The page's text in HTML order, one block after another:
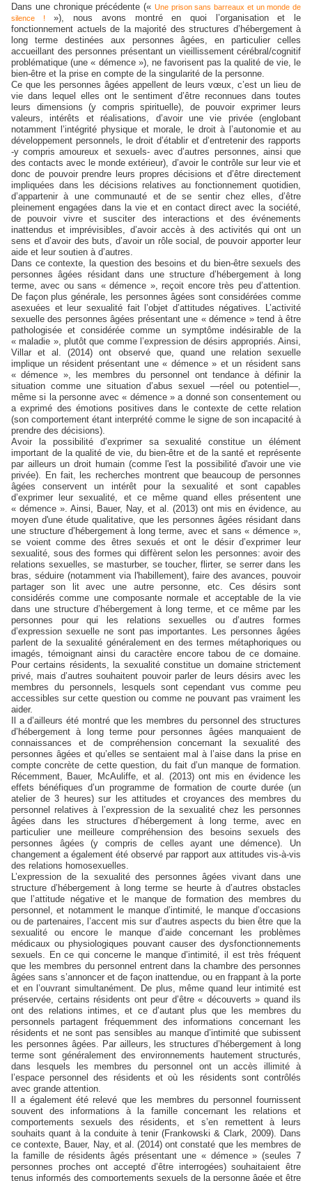
Dans une chronique précédente (« Une prison sans barreaux et un monde de
silence !
»), nous avons montré en quoi l’organisation et le
fonctionnement actuels de la majorité des structures d’hébergement à
long terme destinées aux personnes âgées, en particulier celles
accueillant des personnes présentant un vieillissement cérébral/cognitif
problématique (une « démence »), ne favorisent pas la qualité de vie, le
bien-être et la prise en compte de la singularité de la personne.
Ce que les personnes âgées appellent de leurs vœux, c’est un lieu de
vie dans lequel elles ont le sentiment d’être reconnues dans toutes
leurs dimensions (y compris spirituelle), de pouvoir exprimer leurs
valeurs, intérêts et réalisations, d’avoir une vie privée (englobant
notamment l’intégrité physique et morale, le droit à l’autonomie et au
développement personnels, le droit d’établir et d’entretenir des rapports
-y compris amoureux et sexuels- avec d’autres personnes, ainsi que
des contacts avec le monde extérieur), d’avoir le contrôle sur leur vie et
donc de pouvoir prendre leurs propres décisions et d’être directement
impliquées dans les décisions relatives au fonctionnement quotidien,
d’appartenir à une communauté et de se sentir chez elles, d’être
pleinement engagées dans la vie et en contact direct avec la société,
de pouvoir vivre et susciter des interactions et des événements
inattendus et imprévisibles, d’avoir accès à des activités qui ont un
sens et d’avoir des buts, d’avoir un rôle social, de pouvoir apporter leur
aide et leur soutien à d’autres.
Dans ce contexte, la question des besoins et du bien-être sexuels des
personnes âgées résidant dans une structure d’hébergement à long
terme, avec ou sans « démence », reçoit encore très peu d’attention.
De façon plus générale, les personnes âgées sont considérées comme
asexuées et leur sexualité fait l’objet d’attitudes négatives. L’activité
sexuelle des personnes âgées présentant une « démence » tend à être
pathologisée et considérée comme un symptôme indésirable de la
« maladie », plutôt que comme l’expression de désirs appropriés. Ainsi,
Villar et al. (2014) ont observé que, quand une relation sexuelle
implique un résident présentant une « démence » et un résident sans
« démence », les membres du personnel ont tendance à définir la
situation comme une situation d’abus sexuel —réel ou potentiel—,
même si la personne avec « démence » a donné son consentement ou
a exprimé des émotions positives dans le contexte de cette relation
(son comportement étant interprété comme le signe de son incapacité à
prendre des décisions).
Avoir la possibilité d’exprimer sa sexualité constitue un élément
important de la qualité de vie, du bien-être et de la santé et représente
par ailleurs un droit humain (comme l'est la possibilité d'avoir une vie
privée). En fait, les recherches montrent que beaucoup de personnes
âgées conservent un intérêt pour la sexualité et sont capables
d’exprimer leur sexualité, et ce même quand elles présentent une
« démence ». Ainsi, Bauer, Nay, et al. (2013) ont mis en évidence, au
moyen d'une étude qualitative, que les personnes âgées résidant dans
une structure d’hébergement à long terme, avec et sans « démence »,
se voient comme des êtres sexués et ont le désir d’exprimer leur
sexualité, sous des formes qui diffèrent selon les personnes: avoir des
relations sexuelles, se masturber, se toucher, flirter, se serrer dans les
bras, séduire (notamment via l'habillement), faire des avances, pouvoir
partager son lit avec une autre personne, etc. Ces désirs sont
considérés comme une composante normale et acceptable de la vie
dans une structure d’hébergement à long terme, et ce même par les
personnes pour qui les relations sexuelles ou d’autres formes
d’expression sexuelle ne sont pas importantes. Les personnes âgées
parlent de la sexualité généralement en des termes métaphoriques ou
imagés, témoignant ainsi du caractère encore tabou de ce domaine.
Pour certains résidents, la sexualité constitue un domaine strictement
privé, mais d’autres souhaitent pouvoir parler de leurs désirs avec les
membres du personnels, lesquels sont cependant vus comme peu
accessibles sur cette question ou comme ne pouvant pas vraiment les
aider.
Il a d’ailleurs été montré que les membres du personnel des structures
d’hébergement à long terme pour personnes âgées manquaient de
connaissances et de compréhension concernant la sexualité des
personnes âgées et qu’elles se sentaient mal à l’aise dans la prise en
compte concrète de cette question, du fait d’un manque de formation.
Récemment, Bauer, McAuliffe, et al. (2013) ont mis en évidence les
effets bénéfiques d’un programme de formation de courte durée (un
atelier de 3 heures) sur les attitudes et croyances des membres du
personnel relatives à l’expression de la sexualité chez les personnes
âgées dans les structures d’hébergement à long terme, avec en
particulier une meilleure compréhension des besoins sexuels des
personnes âgées (y compris de celles ayant une démence). Un
changement a également été observé par rapport aux attitudes vis-à-vis
des relations homosexuelles.
L’expression de la sexualité des personnes âgées vivant dans une
structure d’hébergement à long terme se heurte à d’autres obstacles
que l’attitude négative et le manque de formation des membres du
personnel, et notamment le manque d’intimité, le manque d’occasions
ou de partenaires, l’accent mis sur d’autres aspects du bien être que la
sexualité ou encore le manque d’aide concernant les problèmes
médicaux ou physiologiques pouvant causer des dysfonctionnements
sexuels. En ce qui concerne le manque d’intimité, il est très fréquent
que les membres du personnel entrent dans la chambre des personnes
âgées sans s’annoncer et de façon inattendue, ou en frappant à la porte
et en l’ouvrant simultanément. De plus, même quand leur intimité est
préservée, certains résidents ont peur d’être « découverts » quand ils
ont des relations intimes, et ce d’autant plus que les membres du
personnels partagent fréquemment des informations concernant les
résidents et ne sont pas sensibles au manque d’intimité que subissent
les personnes âgées. Par ailleurs, les structures d’hébergement à long
terme sont généralement des environnements hautement structurés,
dans lesquels les membres du personnel ont un accès illimité à
l’espace personnel des résidents et où les résidents sont contrôlés
avec grande attention.
Il a également été relevé que les membres du personnel fournissent
souvent des informations à la famille concernant les relations et
comportements sexuels des résidents, et s’en remettent à leurs
souhaits quant à la conduite à tenir (Frankowski & Clark, 2009). Dans
ce contexte, Bauer, Nay, et al. (2014) ont constaté que les membres de
la famille de résidents âgés présentant une « démence » (seules 7
personnes proches ont accepté d’être interrogées) souhaitaient être
tenus informés des comportements sexuels de la personne âgée et être